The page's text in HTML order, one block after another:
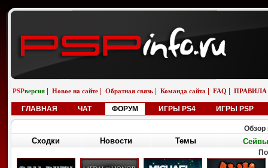
PSPверсия Новое на сайте Обратная связь Команда сайта FAQ ПРАВИЛА
ГЛАВНАЯ ЧАТ ФОРУМ ИГРЫ PS4 ИГРЫ PSP
Обзор
Сходки Новости Темы Сейвы